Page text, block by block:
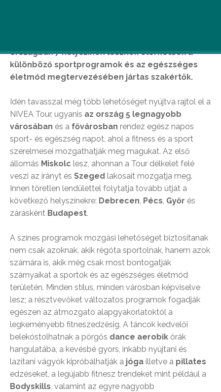
országban 7 helyszínen lesznek elérhetőek a
különböző sportprogramok és az egészséges
életmód megtervezésében jártas szakértők.
Idén tavasszal még több lehetőséget nyújtva rajtol el a
NIVEA Tour, ugyanis az ország 5 legnagyobb
városában és a fővárosban rendez egész napos
sport- és egészség napot, ahol a fitness és a sport
szerelmesei mozgathatják meg magukat. Az első
állomás Miskolc lesz, ahonnan a Tour délkelet felé
veszi az irányt és Szeged lakosait mozgatja meg.
Innen töretlen lendülettel folytatja tovább útját a
következő helyszínekre: Debrecen, Pécs, Győr és
zárásként Budapest.
A színes programok mozgási lehetőséget biztosítanak
nem csak azoknak, akik régóta sportolnak, hanem azok
számára is, akik még csak most bontogatják
szárnyaikat a sportok és az egészséges életmód
területén. Minden stílus, minden városban képviselve
lesz; a résztvevőket változatos programok fogadják
egészen az átmozgató alapgyakorlatoktól a
legkeményebb fitneszedzésig. A táncok kedvelői
belekóstolhatnak a pörgős dance aerobik órák
hangulatába, a kevésbé gyors, inkább nyújtani és
lazítani vágyók kipróbálhatják a jóga illetve a pillates
edzéseket, a legújabb fitnesz trendeket mint például a
Bodyskills, valamint az egyre nagyobb